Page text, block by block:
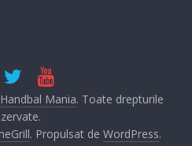
Handbal Mania. Toate drepturile
. Propulsat de WordPress.